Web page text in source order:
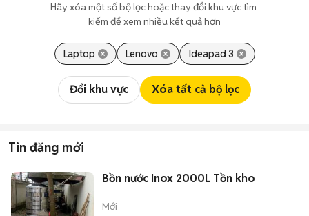
Hãy xóa một số bộ lọc hoặc thay đổi khu vực tìm
kiếm để xem nhiều kết quả hơn
Laptop Lenovo Ideapad 3
Đổi khu vực Xóa tất cả bộ lọc
Tin đăng mới
Bồn nước Inox 2000L Tồn kho
Mới